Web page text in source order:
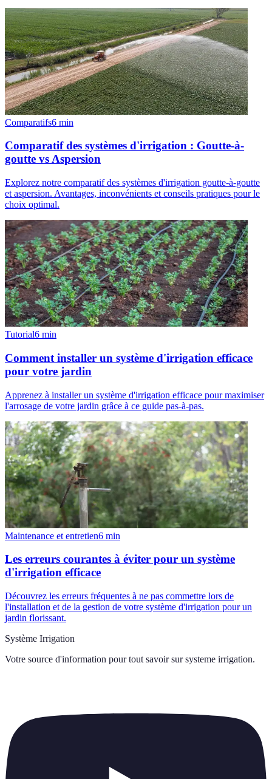
Comparatifs6 min
Comparatif des systèmes d'irrigation : Goutte-à-
goutte vs Aspersion
Explorez notre comparatif des systèmes d'irrigation goutte-à-goutte
et aspersion. Avantages, inconvénients et conseils pratiques pour le
choix optimal.
Tutorial6 min
Comment installer un système d'irrigation efficace
pour votre jardin
Apprenez à installer un système d'irrigation efficace pour maximiser
l'arrosage de votre jardin grâce à ce guide pas-à-pas.
Maintenance et entretien6 min
Les erreurs courantes à éviter pour un système
d'irrigation efficace
Découvrez les erreurs fréquentes à ne pas commettre lors de
l'installation et de la gestion de votre système d'irrigation pour un
jardin florissant.
Système Irrigation
Votre source d'information pour tout savoir sur systeme irrigation.